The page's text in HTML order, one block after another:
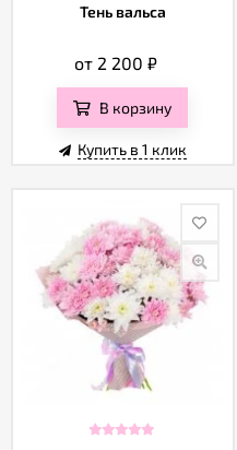
Тень вальса
от 2 200₽
В корзину
Купить в 1 клик